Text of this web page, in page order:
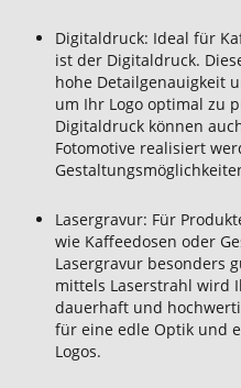
Digitaldruck: Ideal für
ist der Digitaldruck.
hohe Detailgenauigkeit
um Ihr Logo optimal zu
Digitaldruck können
Fotomotive realisiert
Lasergravur: Für
wie Kaffeedosen oder
Lasergravur besonders
mittels Laserstrahl wird
dauerhaft und
für eine edle Optik und
Logos.